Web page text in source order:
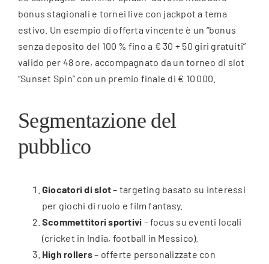
bonus stagionali e tornei live con jackpot a tema
estivo. Un esempio di offerta vincente è un “bonus
senza deposito del 100 % fino a € 30 + 50 giri gratuiti”
valido per 48 ore, accompagnato da un torneo di slot
“Sunset Spin” con un premio finale di € 10 000.
Segmentazione del
pubblico
Giocatori di slot– targeting basato su interessi
per giochi di ruolo e film fantasy.
Scommettitori sportivi – focus su eventi locali
(cricket in India, football in Messico).
High rollers– offerte personalizzate con